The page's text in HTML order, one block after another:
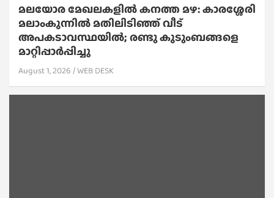
മലയോര മേഖലകളിൽ കനത്ത മഴ: കാരശ്ശേരി
മലാംകുന്നിൽ മതിലിടിഞ്ഞ് വീട്
അപകടാവസ്ഥയിൽ; രണ്ടു കുടുംബങ്ങളെ
മാറ്റിപ്പാർപ്പിച്ചു
August 1, 2026 WEB DESK